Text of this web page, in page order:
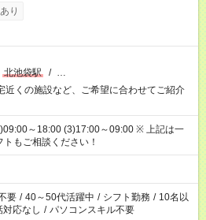
時給1530円×8h）
り
北池袋駅 / …
くの施設など、ご希望に合わせてご紹介
～18:00 (3)17:00～09:00 ※ 上記は一
もご相談ください！
要 / 40～50代活躍中 / シフト勤務 / 10名以
対応なし / パソコンスキル不要